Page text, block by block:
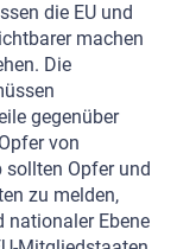
die EU und
machen
Die
gegenüber
von
Opfer und
zu melden,
nationaler Ebene